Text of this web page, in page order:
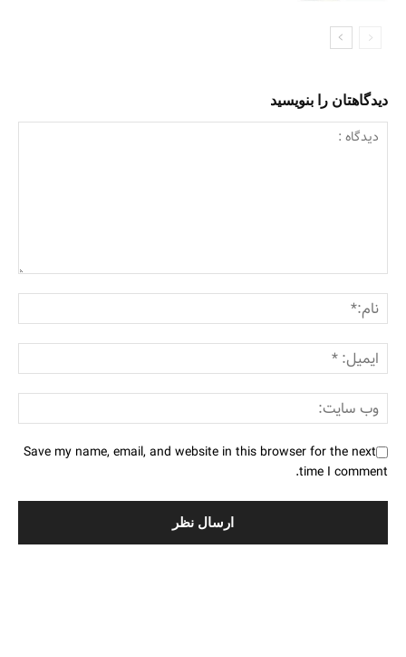
دیدگاهتان را بنویسید
Save my name, email, and website in this browser for the next
time I comment.